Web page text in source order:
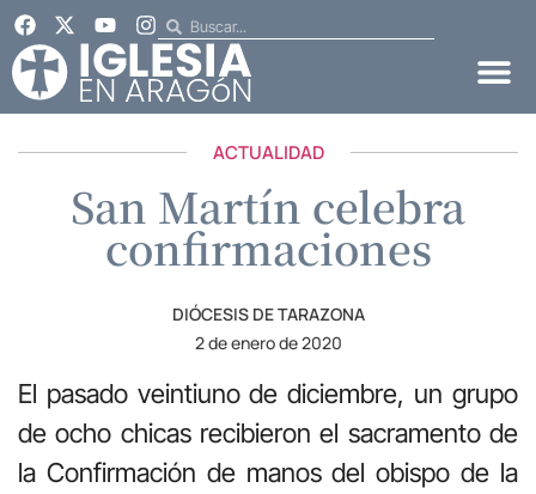
ACTUALIDAD
San Martín celebra
confirmaciones
DIÓCESIS DE TARAZONA
2 de enero de 2020
El pasado veintiuno de diciembre, un grupo
de ocho chicas recibieron el sacramento de
la Confirmación de manos del obispo de la